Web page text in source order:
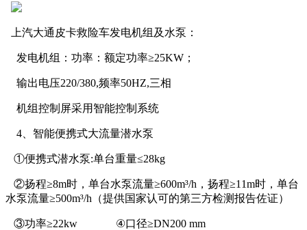
上汽大通皮卡救险车发电机组及水泵：
发电机组：功率：额定功率≥25KW；
输出电压220/380,频率50HZ,三相
机组控制屏采用智能控制系统
4、智能便携式大流量潜水泵
①便携式潜水泵:单台重量≤28kg
②扬程≥8m时，单台水泵流量≥600m³/h，扬程≥11m时，单台
水泵流量≥500m³/h（提供国家认可的第三方检测报告佐证）
③功率≥22kw ④口径≥DN200 mm